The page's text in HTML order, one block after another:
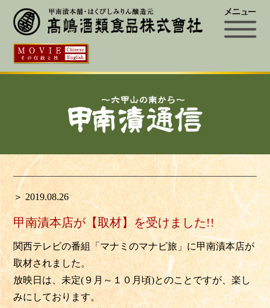
＞ 2019.08.26
甲南漬本店が【取材】を受けました!!
関西テレビの番組「マナミのマナビ旅」に甲南漬本店が
取材されました。
放映日は、未定(９月～１０月頃)とのことですが、楽し
みにしております。